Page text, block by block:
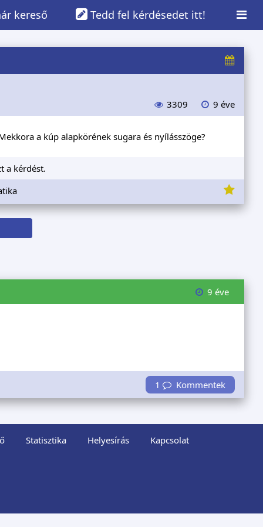
Tedd fel kérdésedet itt!
kereső
3309 9 éve
a kúp alapkörének sugara és nyílásszöge?
a kérdést.
9 éve
1 Kommentek
Statisztika Helyesírás Kapcsolat